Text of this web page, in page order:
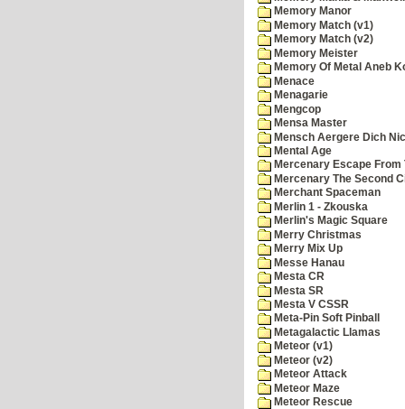
Memory Manor
Memory Match (v1)
Memory Match (v2)
Memory Meister
Memory Of Metal Aneb
Menace
Menagarie
Mengcop
Mensa Master
Mensch Aergere Dich
Mental Age
Mercenary Escape From
Mercenary The Second
Merchant Spaceman
Merlin 1 - Zkouska
Merlin's Magic Square
Merry Christmas
Merry Mix Up
Messe Hanau
Mesta CR
Mesta SR
Mesta V CSSR
Meta-Pin Soft Pinball
Metagalactic Llamas
Meteor (v1)
Meteor (v2)
Meteor Attack
Meteor Maze
Meteor Rescue